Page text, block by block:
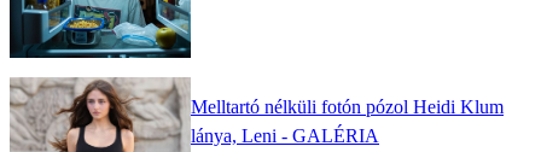
Melltartó nélküli fotón pózol Heidi Klum
lánya, Leni - GALÉRIA